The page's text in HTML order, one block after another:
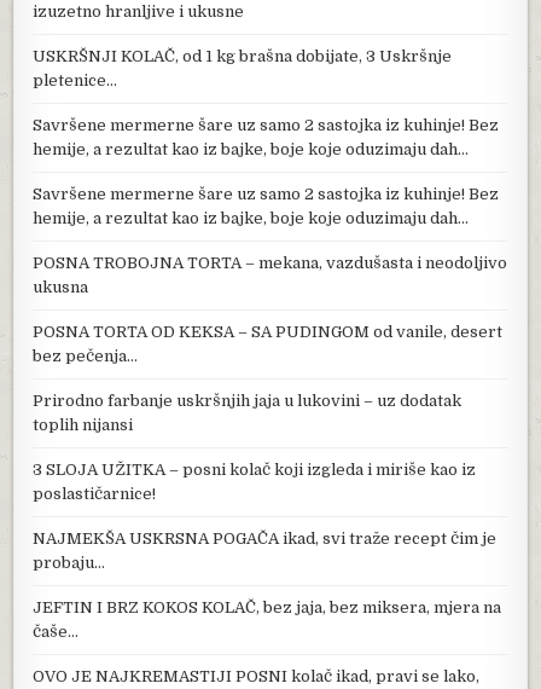
izuzetno hranljive i ukusne
USKRŠNJI KOLAČ, od 1 kg brašna dobijate, 3 Uskršnje
pletenice…
Savršene mermerne šare uz samo 2 sastojka iz kuhinje! Bez
hemije, a rezultat kao iz bajke, boje koje oduzimaju dah…
Savršene mermerne šare uz samo 2 sastojka iz kuhinje! Bez
hemije, a rezultat kao iz bajke, boje koje oduzimaju dah…
POSNA TROBOJNA TORTA – mekana, vazdušasta i neodoljivo
ukusna
POSNA TORTA OD KEKSA – SA PUDINGOM od vanile, desert
bez pečenja…
Prirodno farbanje uskršnjih jaja u lukovini – uz dodatak
toplih nijansi
3 SLOJA UŽITKA – posni kolač koji izgleda i miriše kao iz
poslastičarnice!
NAJMEKŠA USKRSNA POGAČA ikad, svi traže recept čim je
probaju…
JEFTIN I BRZ KOKOS KOLAČ, bez jaja, bez miksera, mjera na
čaše…
OVO JE NAJKREMASTIJI POSNI kolač ikad, pravi se lako,